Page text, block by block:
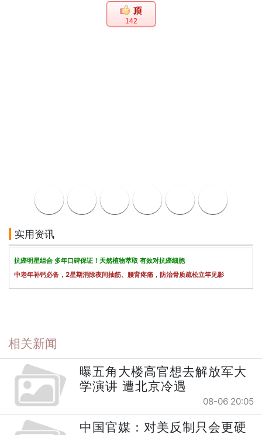
142
实用资讯
抗癌明星组合 多年口碑保证！天然植物萃取 有效对抗癌细胞
中老年补钙必备，2星期消除夜间抽筋、腰背疼痛，防治骨质疏松立竿见影
相关新闻
曝五角大楼高官想去解放军大
学演讲 遭北京冷遇
08-06 20:05
中国官媒：对美反制只会更硬